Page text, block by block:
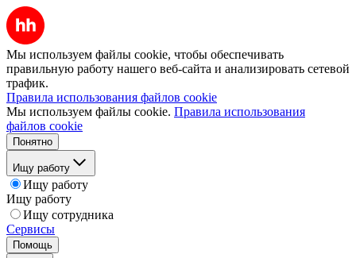
Мы используем файлы cookie, чтобы обеспечивать
правильную работу нашего веб-сайта и анализировать сетевой
трафик.
Правила использования файлов cookie
Мы используем файлы cookie. Правила использования
файлов cookie
Понятно
Ищу работу
Ищу работу
Ищу работу
Ищу сотрудника
Сервисы
Помощь